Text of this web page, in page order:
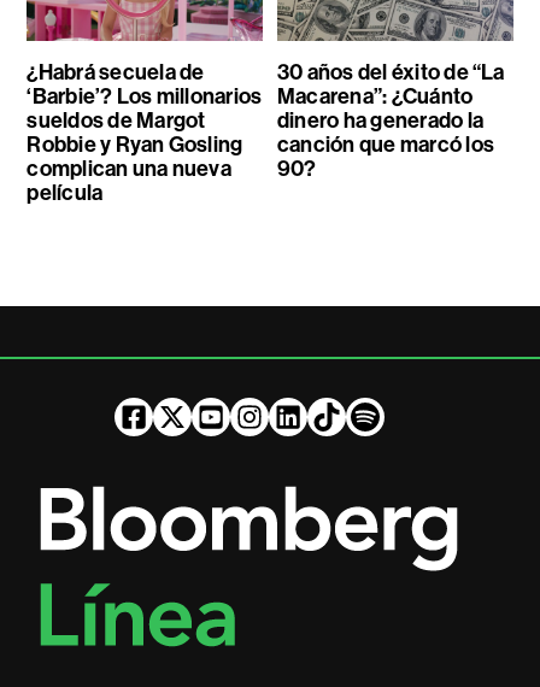
¿Habrá secuela de
‘Barbie’? Los millonarios
sueldos de Margot
Robbie y Ryan Gosling
complican una nueva
película
30 años del éxito de “La
Macarena”: ¿Cuánto
dinero ha generado la
canción que marcó los
90?